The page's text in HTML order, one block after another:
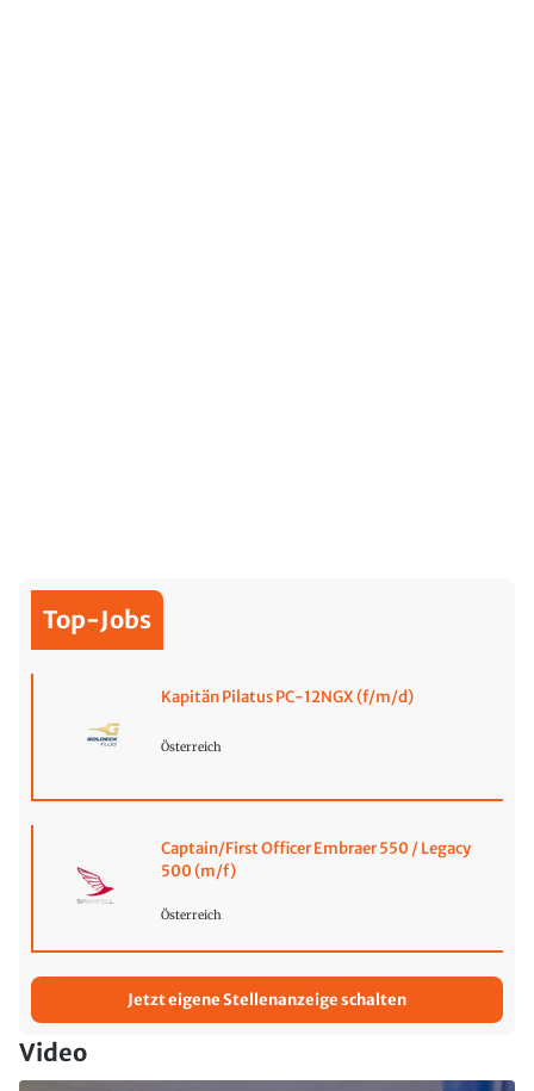
Top-Jobs
Kapitän Pilatus PC-12NGX (f/m/d)
Österreich
Captain/First Officer Embraer 550 / Legacy
500 (m/f)
Österreich
Jetzt eigene Stellenanzeige schalten
Video